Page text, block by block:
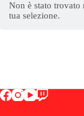
Non è stato trovato
tua selezione.